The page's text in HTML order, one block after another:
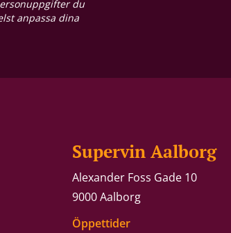
du
anpassa dina
Supervin Aalborg
Alexander Foss Gade 10
9000 Aalborg
Öppettider